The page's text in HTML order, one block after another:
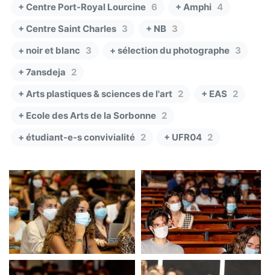
+ Centre Port-Royal Lourcine 6 + Amphi 4
+ Centre Saint Charles 3 + NB 3
+ noir et blanc 3 + sélection du photographe 3
+ 7ansdeja 2
+ Arts plastiques & sciences de l'art 2 + EAS 2
+ Ecole des Arts de la Sorbonne 2
+ étudiant-e-s convivialité 2 + UFR04 2
pré-rentrée masquée